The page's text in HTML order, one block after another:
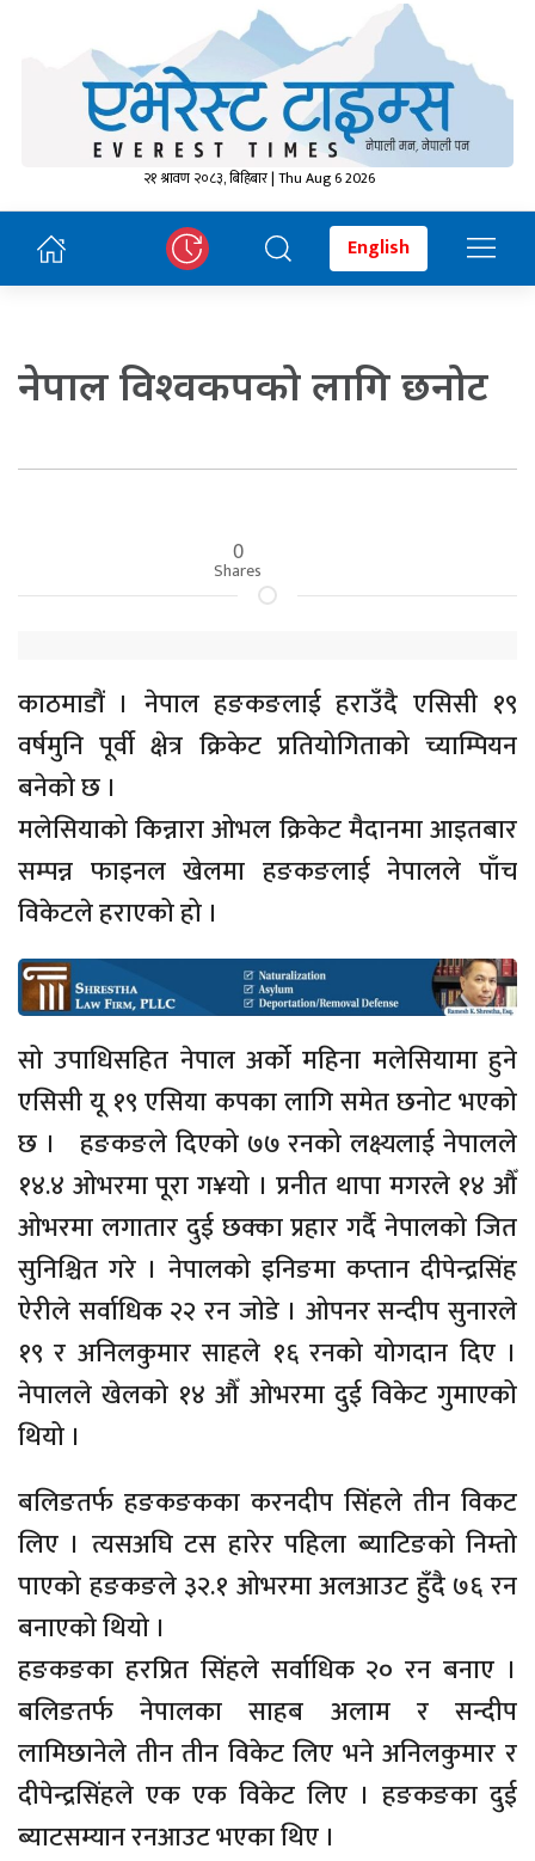
२१ श्रावण २०८३, बिहिबार | Thu Aug 6 2026
English
नेपाल विश्वकपको लागि छनोट
0
Shares
काठमाडौं । नेपाल हङकङलाई हराउँदै एसिसी १९
वर्षमुनि पूर्वी क्षेत्र क्रिकेट प्रतियोगिताको च्याम्पियन
बनेको छ ।
मलेसियाको किन्नारा ओभल क्रिकेट मैदानमा आइतबार
सम्पन्न फाइनल खेलमा हङकङलाई नेपालले पाँच
विकेटले हराएको हो ।
सो उपाधिसहित नेपाल अर्को महिना मलेसियामा हुने
एसिसी यू १९ एसिया कपका लागि समेत छनोट भएको
छ । हङकङले दिएको ७७ रनको लक्ष्यलाई नेपालले
१४.४ ओभरमा पूरा ग¥यो । प्रनीत थापा मगरले १४ औँ
ओभरमा लगातार दुई छक्का प्रहार गर्दै नेपालको जित
सुनिश्चित गरे । नेपालको इनिङमा कप्तान दीपेन्द्रसिंह
ऐरीले सर्वाधिक २२ रन जोडे । ओपनर सन्दीप सुनारले
१९ र अनिलकुमार साहले १६ रनको योगदान दिए ।
नेपालले खेलको १४ औँ ओभरमा दुई विकेट गुमाएको
थियो ।
बलिङतर्फ हङकङकका करनदीप सिंहले तीन विकट
लिए । त्यसअघि टस हारेर पहिला ब्याटिङको निम्तो
पाएको हङकङले ३२.१ ओभरमा अलआउट हुँदै ७६ रन
बनाएको थियो ।
हङकङका हरप्रित सिंहले सर्वाधिक २० रन बनाए ।
बलिङतर्फ नेपालका साहब अलाम र सन्दीप
लामिछानेले तीन तीन विकेट लिए भने अनिलकुमार र
दीपेन्द्रसिंहले एक एक विकेट लिए । हङकङका दुई
ब्याटसम्यान रनआउट भएका थिए ।